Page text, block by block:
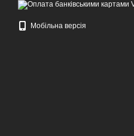
Мобільна версія